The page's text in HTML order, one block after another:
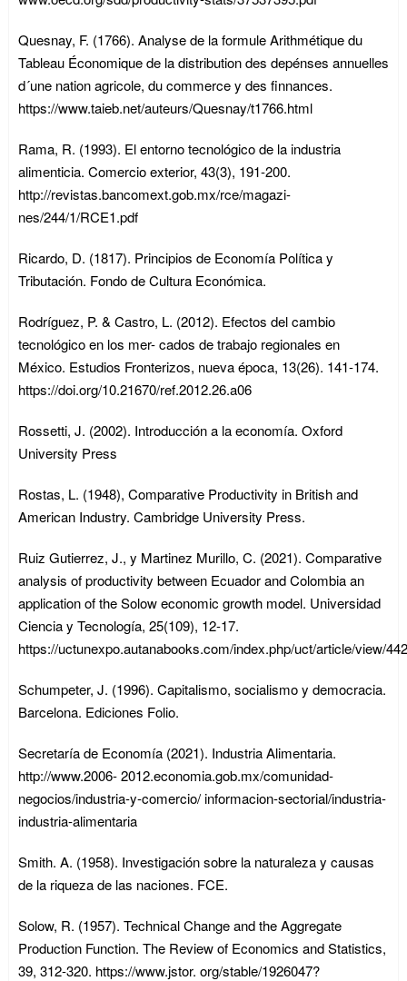
Quesnay, F. (1766). Analyse de la formule Arithmétique du
Tableau Économique de la distribution des depénses annuelles
d´une nation agricole, du commerce y des finnances.
https://www.taieb.net/auteurs/Quesnay/t1766.html
Rama, R. (1993). El entorno tecnológico de la industria
alimenticia. Comercio exterior, 43(3), 191-200.
http://revistas.bancomext.gob.mx/rce/magazi-
nes/244/1/RCE1.pdf
Ricardo, D. (1817). Principios de Economía Política y
Tributación. Fondo de Cultura Económica.
Rodríguez, P. & Castro, L. (2012). Efectos del cambio
tecnológico en los mer- cados de trabajo regionales en
México. Estudios Fronterizos, nueva época, 13(26). 141-174.
https://doi.org/10.21670/ref.2012.26.a06
Rossetti, J. (2002). Introducción a la economía. Oxford
University Press
Rostas, L. (1948), Comparative Productivity in British and
American Industry. Cambridge University Press.
Ruiz Gutierrez, J., y Martinez Murillo, C. (2021). Comparative
analysis of productivity between Ecuador and Colombia an
application of the Solow economic growth model. Universidad
Ciencia y Tecnología, 25(109), 12-17.
https://uctunexpo.autanabooks.com/index.php/uct/article/view/442
Schumpeter, J. (1996). Capitalismo, socialismo y democracia.
Barcelona. Ediciones Folio.
Secretaría de Economía (2021). Industria Alimentaria.
http://www.2006- 2012.economia.gob.mx/comunidad-
negocios/industria-y-comercio/ informacion-sectorial/industria-
industria-alimentaria
Smith. A. (1958). Investigación sobre la naturaleza y causas
de la riqueza de las naciones. FCE.
Solow, R. (1957). Technical Change and the Aggregate
Production Function. The Review of Economics and Statistics,
39, 312-320. https://www.jstor. org/stable/1926047?